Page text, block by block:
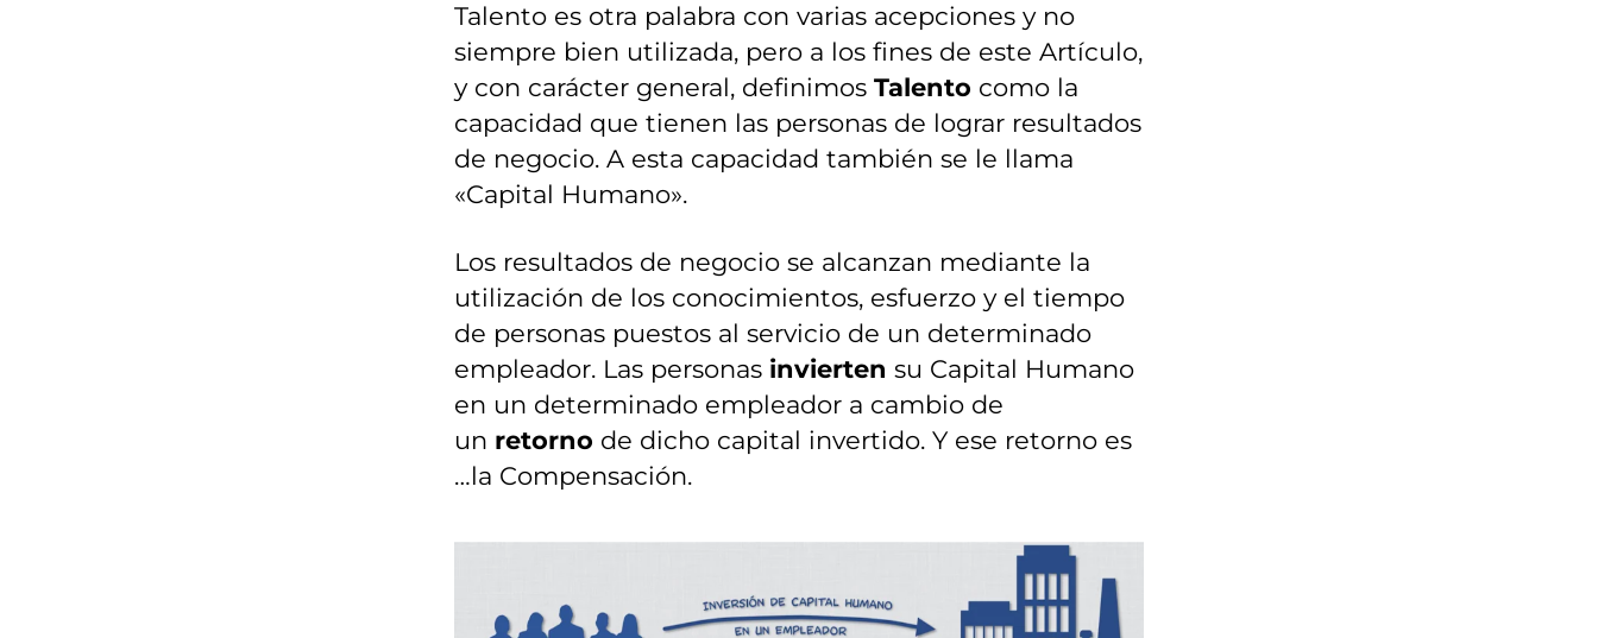
Talento es otra palabra con varias acepciones y no
siempre bien utilizada, pero a los fines de este Artículo,
y con carácter general, definimos Talento como la
capacidad que tienen las personas de lograr resultados
de negocio. A esta capacidad también se le llama
«Capital Humano».
Los resultados de negocio se alcanzan mediante la
utilización de los conocimientos, esfuerzo y el tiempo
de personas puestos al servicio de un determinado
empleador. Las personas invierten su Capital Humano
en un determinado empleador a cambio de
un retorno de dicho capital invertido. Y ese retorno es
…la Compensación.